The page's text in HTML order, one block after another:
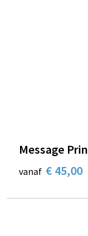
Message
vanaf € 45,00